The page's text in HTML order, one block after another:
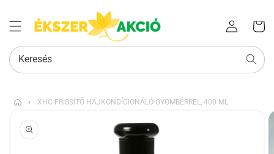
Bejelentkezés
kosara
Keresés
› XHC FRISSÍTŐ HAJKONDÍCIONÁLÓ GYÖMBÉRREL, 400 ML
UGRÁS A
TERMÉKADATOKRA